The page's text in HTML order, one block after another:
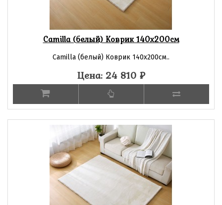
Camilla (белый) Коврик 140х200см
Camilla (белый) Коврик 140х200см..
Цена: 24 810 ₽